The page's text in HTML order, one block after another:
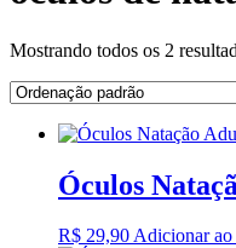
Mostrando todos os 2
Óculos
R$ 29,90Adicionar